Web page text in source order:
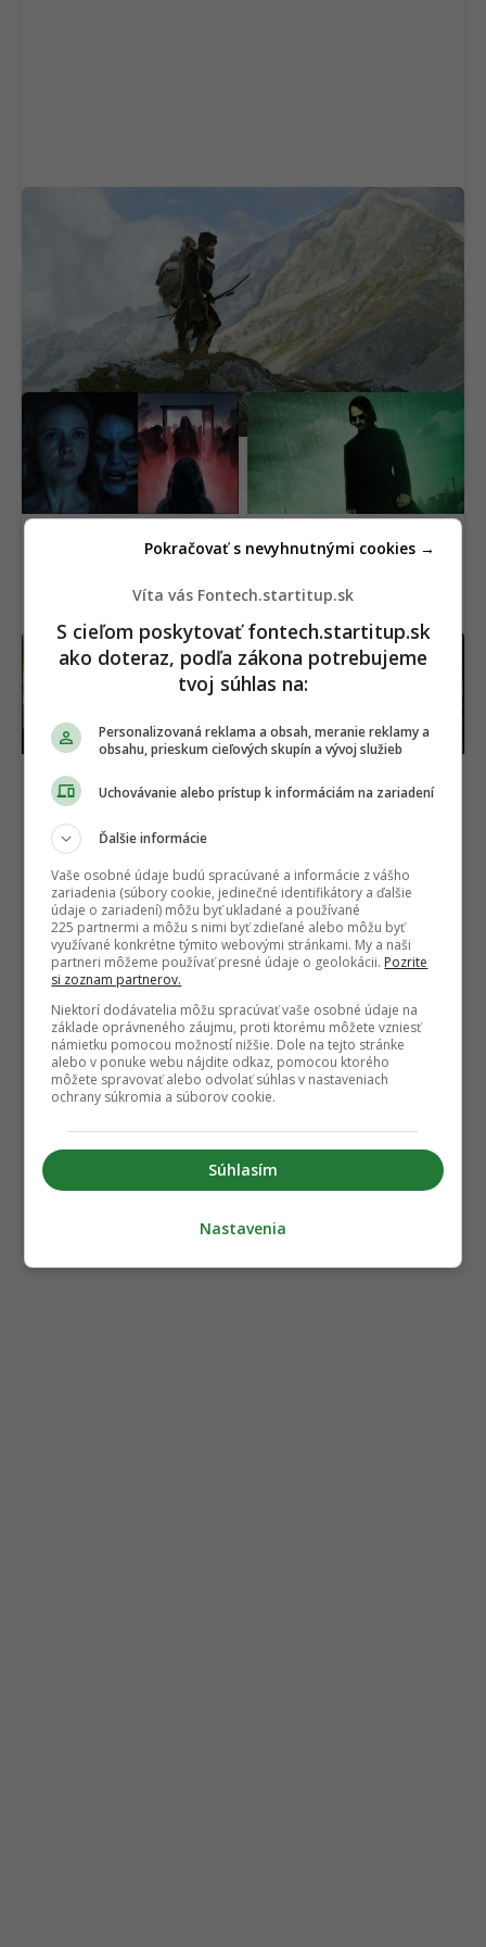
Ötzi prekvapil vedeckú obec. Na tele 5 300
rokov starého muža objavili život
Horor, ktorý desil celú
generáciu, je späť. Nový
film ukazuje čistú hrôzu
(VIDEO)
OFICIÁLNE: Matrix
dostane nový film,
hlavná hviezda sa
vyjadrila jasne
Výsmech divákom.
Netflix pridal do ponuky
geniálne filmy, pozrie si
Európska únia chce
zrušiť šedú zónu
elektromobilov. Prísne
už tento rok
Víta vás Fontech.startitup.sk
S cieľom poskytovať fontech.startitup.sk
ako doteraz, podľa zákona potrebujeme
tvoj súhlas na:
Personalizovaná reklama a obsah, meranie reklamy a
obsahu, prieskum cieľových skupín a vývoj služieb
Uchovávanie alebo prístup k informáciám na zariadení
Ďalšie informácie
Vaše osobné údaje budú spracúvané a informácie z vášho
zariadenia (súbory cookie, jedinečné identifikátory a ďalšie
údaje o zariadení) môžu byť ukladané a používané
225 partnermi a môžu s nimi byť zdieľané alebo môžu byť
využívané konkrétne týmito webovými stránkami. My a naši
partneri môžeme používať presné údaje o geolokácii. Pozrite
si zoznam partnerov.
Niektorí dodávatelia môžu spracúvať vaše osobné údaje na
základe oprávneného záujmu, proti ktorému môžete vzniesť
námietku pomocou možností nižšie. Dole na tejto stránke
alebo v ponuke webu nájdite odkaz, pomocou ktorého
môžete spravovať alebo odvolať súhlas v nastaveniach
ochrany súkromia a súborov cookie.
Súhlasím
Pokračovať s nevyhnutnými cookies →
Nastavenia